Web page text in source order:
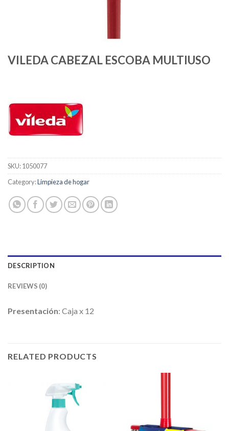
VILEDA CABEZAL ESCOBA MULTIUSO
SKU:1050077
Category:Limpieza de hogar
DESCRIPTION
REVIEWS (0)
Presentación: Caja x 12
RELATED PRODUCTS